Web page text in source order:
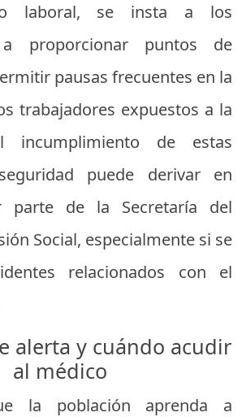
laboral, se insta a los
a proporcionar puntos de
pausas frecuentes en la
trabajadores expuestos a la
incumplimiento de estas
puede derivar en
parte de la Secretaría del
Social, especialmente si se
relacionados con el
alerta y cuándo acudir
al médico
la población aprenda a